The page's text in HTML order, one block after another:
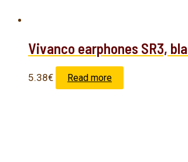
Vivanco earphones SR3,
5.38€ Read more